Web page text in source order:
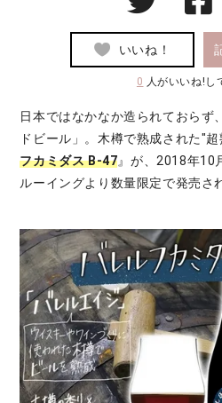
いいね！
0 人がいいね!し
日本ではなかなか造られておらず
ドビール」。木樽で熟成された"
フカミダス B-47』が、2018年10
ルーイングより数量限定で発売さ